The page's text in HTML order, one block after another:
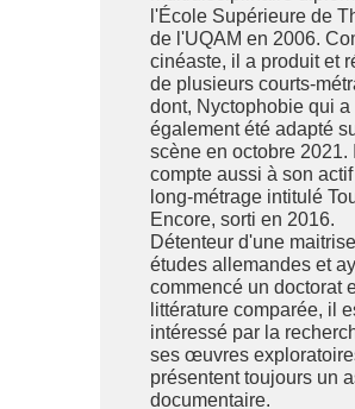
l'École Supérieure de
de l'UQAM en 2006.
cinéaste, il a produit et
de plusieurs courts-
dont, Nyctophobie qui a
également été adapté
scène en octobre 2021. Il
compte aussi à son
long-métrage intitulé
Encore, sorti en 2016.
Détenteur d'une
études allemandes et
commencé un doctorat
littérature comparée, il
intéressé par la
ses œuvres
présentent toujours un
documentaire.